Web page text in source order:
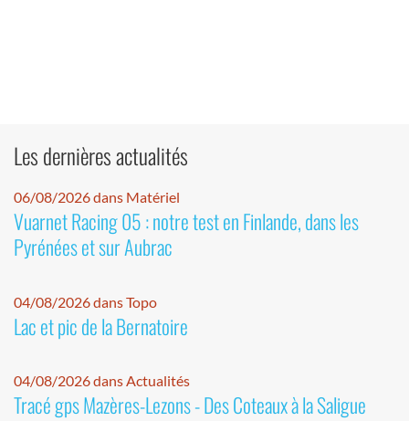
Les dernières actualités
06/08/2026 dans Matériel
Vuarnet Racing 05 : notre test en Finlande, dans les
Pyrénées et sur Aubrac
04/08/2026 dans Topo
Lac et pic de la Bernatoire
04/08/2026 dans Actualités
Tracé gps Mazères-Lezons - Des Coteaux à la Saligue